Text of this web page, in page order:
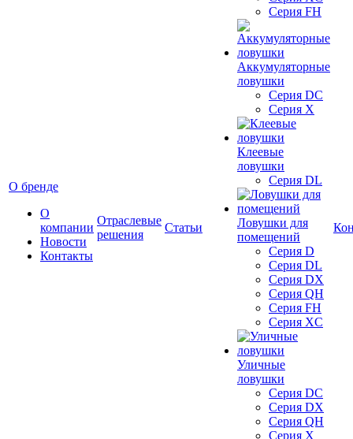
О бренде
О
компании
Новости
Контакты
Отраслевые
решения
Статьи
Серия FH
Аккумуляторные
ловушки
Серия DC
Серия X
Клеевые
ловушки
Серия DL
Ловушки для
помещений
Серия D
Серия DL
Серия DX
Серия QH
Серия FH
Серия XC
Уличные
ловушки
Серия DC
Серия DX
Серия QH
Серия X